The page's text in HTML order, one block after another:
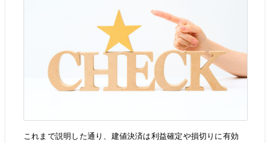
これまで説明した通り、建値決済は利益確定や損切りに有効